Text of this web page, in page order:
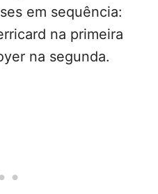
em sequência:
na primeira
na segunda.